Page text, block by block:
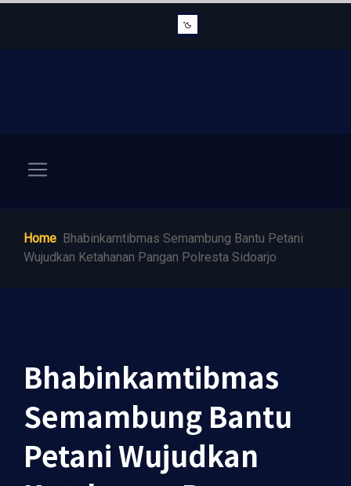
Home Bhabinkamtibmas Semambung Bantu Petani
Wujudkan Ketahanan Pangan Polresta Sidoarjo
Bhabinkamtibmas
Semambung Bantu
Petani Wujudkan